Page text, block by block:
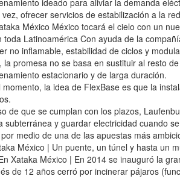
ideado para aliviar la demanda
vez, ofrecer servicios de estabilización a la
México México tocará el cielo con un
toda Latinoamérica Con ayuda de la
no inflamable, estabilidad de ciclos y
la promesa no se basa en sustituir al resto
estacionario y de larga duración.
momento, la idea de FlexBase es que la
de que se cumplan con los plazos,
subterránea y guardar electricidad cuando
medio de una de las apuestas más
México | Un puente, un túnel y hasta un
Xataka México | En 2014 se inauguró la
de 12 años cerró por incinerar pájaros